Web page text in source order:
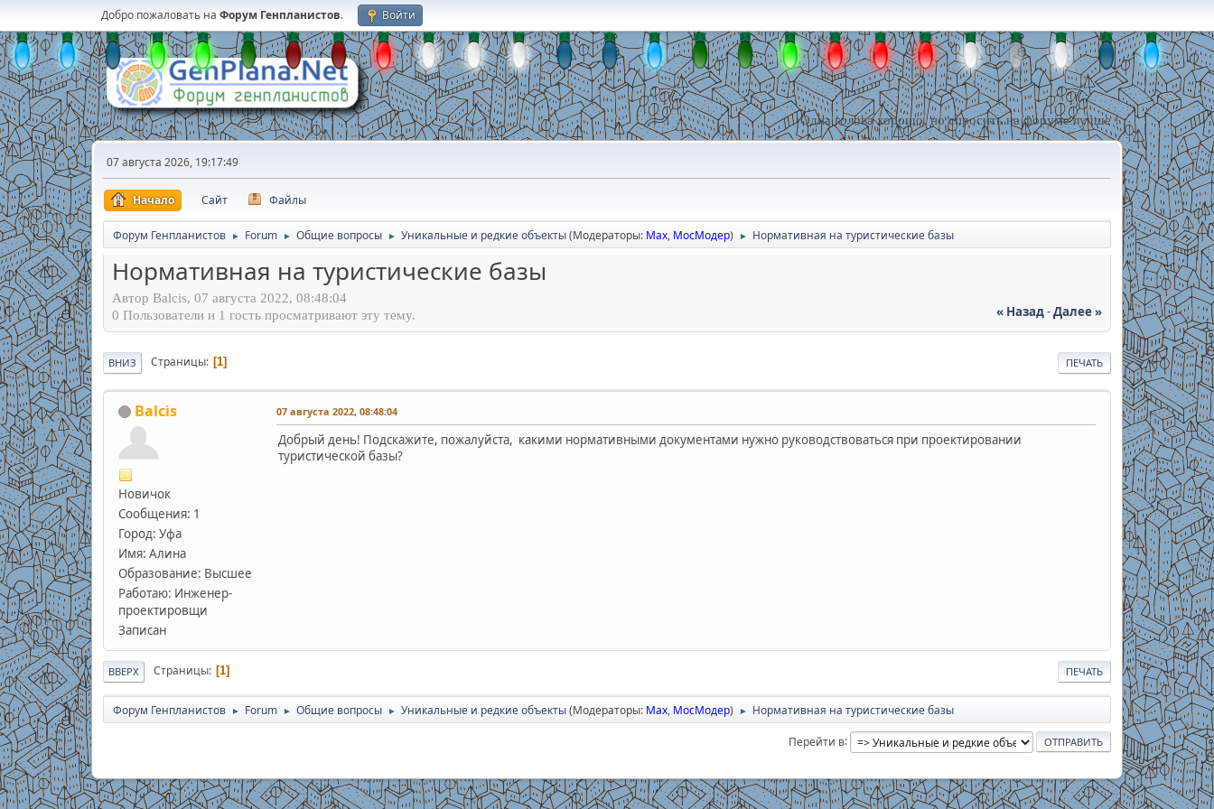
Добро пожаловать на Форум Генпланистов. Войти
Одна голова хорошо, но спросить на форуме лучше !
07 августа 2026, 19:17:49
Начало Сайт Файлы
Форум Генпланистов ► Forum ► Общие вопросы ► Уникальные и редкие объекты(Модераторы: Max, МосМодер) ► Нормативная на туристические базы
Нормативная на туристические базы
Автор Balcis, 07 августа 2022, 08:48:04
« Назад-Далее »
0 Пользователи и 1 гость просматривают эту тему.
ПЕЧАТЬ
ВНИЗ Страницы 1
Balcis
Новичок
Сообщения: 1
Город: Уфа
Имя: Алина
Образование: Высшее
Работаю: Инженер-
проектировщи
Записан
07 августа 2022, 08:48:04
Добрый день! Подскажите, пожалуйста, какими нормативными документами нужно руководствоваться при проектировании
туристической базы?
ПЕЧАТЬ
ВВЕРХ Страницы 1
Форум Генпланистов ► Forum ► Общие вопросы ► Уникальные и редкие объекты(Модераторы: Max, МосМодер) ► Нормативная на туристические базы
Перейти в